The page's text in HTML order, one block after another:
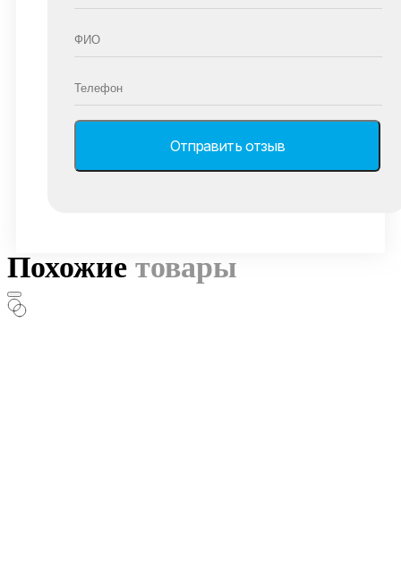
Похожие товары